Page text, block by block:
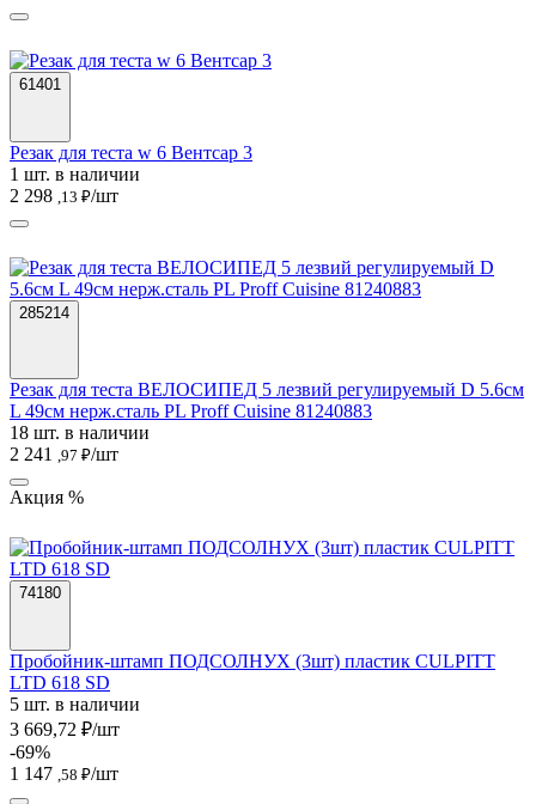
61401
Резак для теста w 6 Вентсар 3
1 шт. в наличии
2 298 ,13 ₽/шт
285214
Резак для теста ВЕЛОСИПЕД 5 лезвий регулируемый D 5.6см
L 49см нерж.сталь PL Proff Cuisine 81240883
18 шт. в наличии
2 241
,97 ₽/шт
Акция %
74180
Пробойник-штамп ПОДСОЛНУХ (3шт) пластик CULPITT
LTD 618 SD
5 шт. в наличии
3 669,72 ₽/шт
-69%
1 147 ,58 ₽/шт